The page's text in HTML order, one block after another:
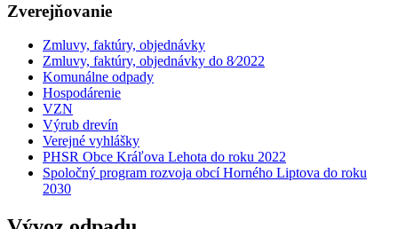
Zverejňovanie
Zmluvy, faktúry, objednávky
Zmluvy, faktúry, objednávky do 8⁄2022
Komunálne odpady
Hospodárenie
VZN
Výrub drevín
Verejné vyhlášky
PHSR Obce Kráľova Lehota do roku 2022
Spoločný program rozvoja obcí Horného Liptova do roku
2030